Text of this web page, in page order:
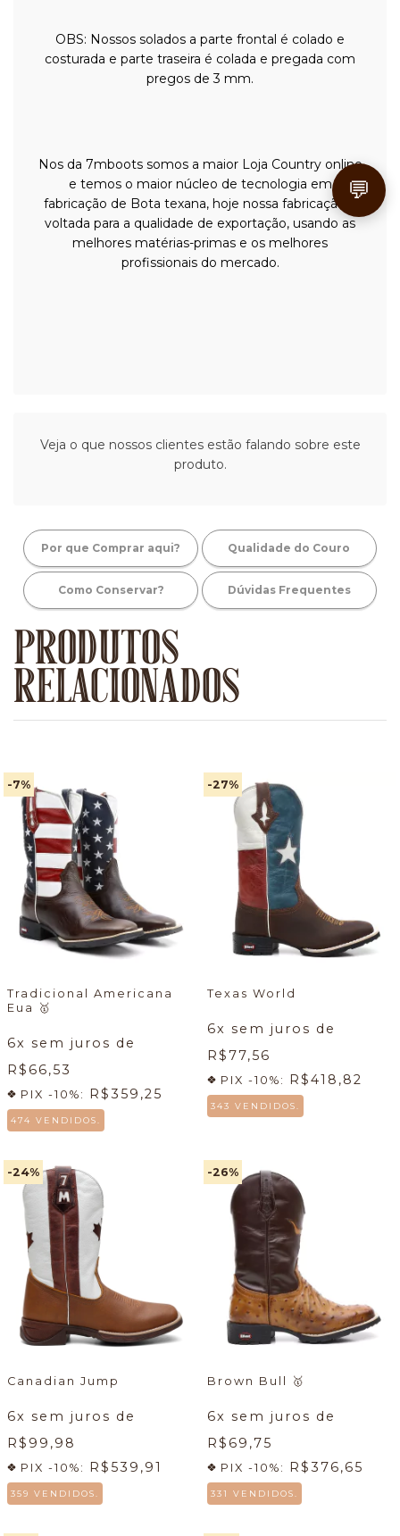
OBS: Nossos solados a parte frontal é colado e
costurada e parte traseira é colada e pregada com
pregos de 3 mm.
Nos da 7mboots somos a maior Loja Country online
e temos o maior núcleo de tecnologia em
fabricação de Bota texana, hoje nossa fabricação e
voltada para a qualidade de exportação, usando as
melhores matérias-primas e os melhores
profissionais do mercado.
Veja o que nossos clientes estão falando sobre este
produto.
Por que Comprar aqui? Qualidade do Couro
Como Conservar? Dúvidas Frequentes
PRODUTOS
RELACIONADOS
-7%
Tradicional Americana
Eua
🥇
6x sem juros de
R$66,53
PIX -10%: R$359,25
474 VENDIDOS.
-27%
Texas World
6x sem juros de
R$77,56
PIX -10%: R$418,82
343 VENDIDOS.
-24%
Canadian Jump
6x sem juros de
R$99,98
PIX -10%: R$539,91
359 VENDIDOS.
-26%
Brown Bull 🥇
6x sem juros de
R$69,75
PIX -10%: R$376,65
331 VENDIDOS.
💬